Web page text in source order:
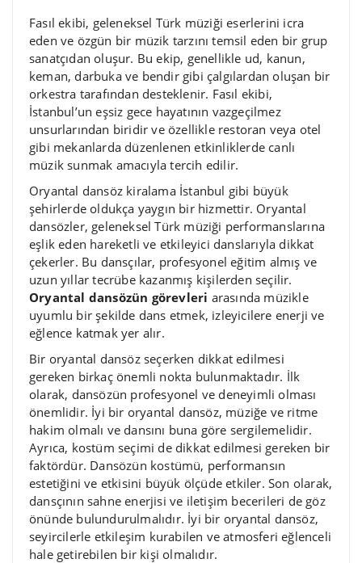
Fasıl ekibi, geleneksel Türk müziği eserlerini icra
eden ve özgün bir müzik tarzını temsil eden bir grup
sanatçıdan oluşur. Bu ekip, genellikle ud, kanun,
keman, darbuka ve bendir gibi çalgılardan oluşan bir
orkestra tarafından desteklenir. Fasıl ekibi,
İstanbul’un eşsiz gece hayatının vazgeçilmez
unsurlarından biridir ve özellikle restoran veya otel
gibi mekanlarda düzenlenen etkinliklerde canlı
müzik sunmak amacıyla tercih edilir.
Oryantal dansöz kiralama İstanbul gibi büyük
şehirlerde oldukça yaygın bir hizmettir. Oryantal
dansözler, geleneksel Türk müziği performanslarına
eşlik eden hareketli ve etkileyici danslarıyla dikkat
çekerler. Bu dansçılar, profesyonel eğitim almış ve
uzun yıllar tecrübe kazanmış kişilerden seçilir.
Oryantal dansözün görevleri arasında müzikle
uyumlu bir şekilde dans etmek, izleyicilere enerji ve
eğlence katmak yer alır.
Bir oryantal dansöz seçerken dikkat edilmesi
gereken birkaç önemli nokta bulunmaktadır. İlk
olarak, dansözün profesyonel ve deneyimli olması
önemlidir. İyi bir oryantal dansöz, müziğe ve ritme
hakim olmalı ve dansını buna göre sergilemelidir.
Ayrıca, kostüm seçimi de dikkat edilmesi gereken bir
faktördür. Dansözün kostümü, performansın
estetiğini ve etkisini büyük ölçüde etkiler. Son olarak,
dansçının sahne enerjisi ve iletişim becerileri de göz
önünde bulundurulmalıdır. İyi bir oryantal dansöz,
seyircilerle etkileşim kurabilen ve atmosferi eğlenceli
hale getirebilen bir kişi olmalıdır.